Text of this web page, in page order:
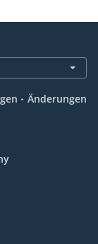
. Änderungen